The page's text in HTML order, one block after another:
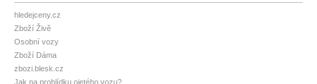
hledejceny.cz
Zboží Živě
Osobní vozy
Zboží Dáma
zbozi.blesk.cz
Jak na prohlídku ojetého vozu?